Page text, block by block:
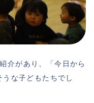
介があり、「今日から
な子どもたちでし